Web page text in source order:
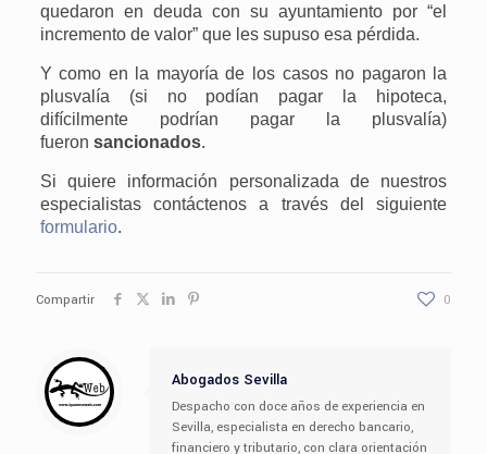
quedaron en deuda con su ayuntamiento por “el
incremento de valor” que les supuso esa pérdida.
Y como en la mayoría de los casos no pagaron la
plusvalía (si no podían pagar la hipoteca,
difícilmente podrían pagar la plusvalía)
fueron sancionados.
Si quiere información personalizada de nuestros
especialistas contáctenos a través del siguiente
formulario.
Compartir 0
Abogados Sevilla
Despacho con doce años de experiencia en
Sevilla, especialista en derecho bancario,
financiero y tributario, con clara orientación